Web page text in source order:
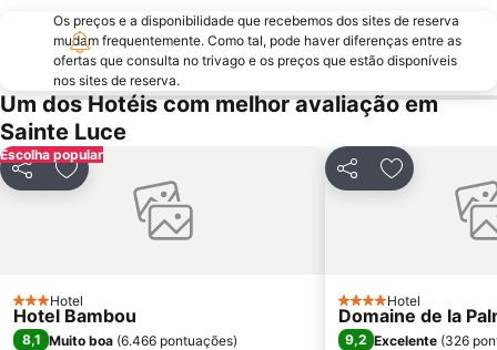
Os preços e a disponibilidade que recebemos dos sites de reserva
mudam frequentemente. Como tal, pode haver diferenças entre as
ofertas que consulta no trivago e os preços que estão disponíveis
nos sites de reserva.
Um dos Hotéis com melhor avaliação em
Sainte Luce
Escolha popular
PartilharAdicionar aos favoritos
3 Estrelas
Hotel
Hotel Bambou
8,1 Muito boa (6.466 pontuações)
PartilharAdicionar
4 Estrelas
Hotel
Domaine de la
9,2 Excelente (326